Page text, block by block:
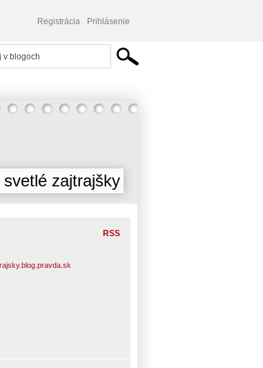
Registrácia Prihlásenie
zajtrajšky
RSS